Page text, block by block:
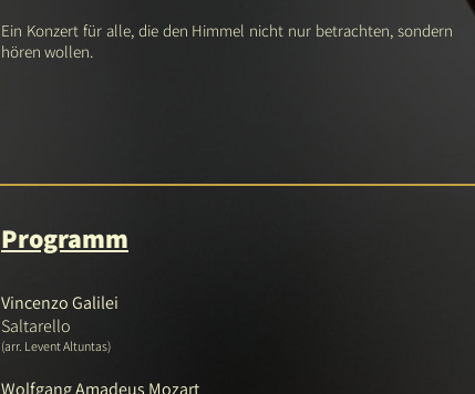
Ein Konzert für alle, die den Himmel nicht nur betrachten, sondern
hören wollen.
Programm
Vincenzo Galilei
Saltarello
(arr. Levent Altuntas)
Wolfgang Amadeus Mozart